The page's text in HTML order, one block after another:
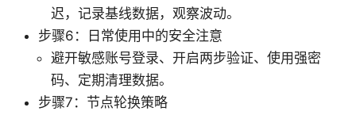
迟，记录基线数据，观察波动。
步骤6：日常使用中的安全注意
避开敏感账号登录、开启两步验证、使用强密
码、定期清理数据。
步骤7：节点轮换策略